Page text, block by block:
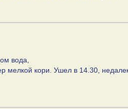
вода,
мелкой кори. Ушел в 14.30,